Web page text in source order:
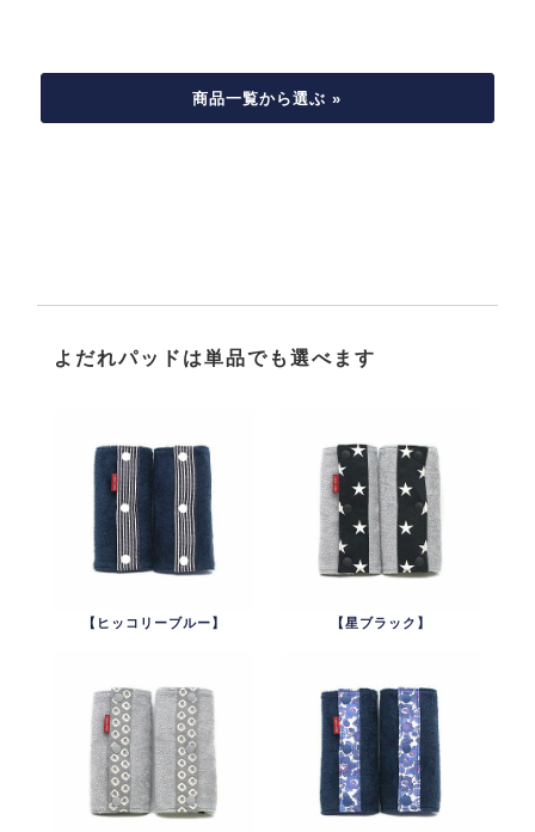
商品一覧から選ぶ »
よだれパッドは単品でも選べます
【ヒッコリーブルー】 【星ブラック】